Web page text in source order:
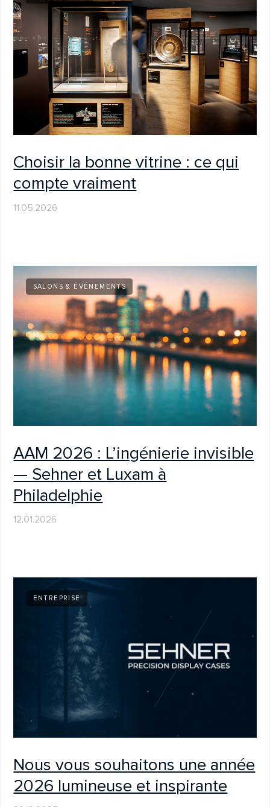
AAM 2026 : L’ingénierie invisible
— Sehner et Luxam à
Philadelphie
12.01.2026
ENTREPRISE
29.12.2025
ENTREPRISE
Salutations de saison de la part
de SEHNER!
18.12.2025
Fiabilité à la française —
Pourquoi Sehner est un
partenaire de référence en
ENTREPRISE